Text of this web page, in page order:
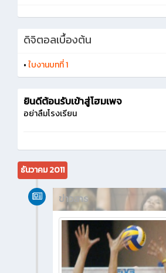
ดิจิตอลเบื้องต้น
•ใบงานบทที่ 1
ยินดีต้อนรับเข้าสู่โฮมเพจ
อย่าลืมโรงเรียน
ธันวาคม 2011
ข่าวสาร